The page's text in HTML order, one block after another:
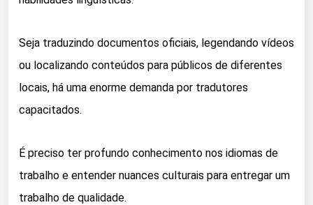
Seja traduzindo documentos oficiais, legendando vídeos
ou localizando conteúdos para públicos de diferentes
locais, há uma enorme demanda por tradutores
capacitados.
É preciso ter profundo conhecimento nos idiomas de
trabalho e entender nuances culturais para entregar um
trabalho de qualidade.